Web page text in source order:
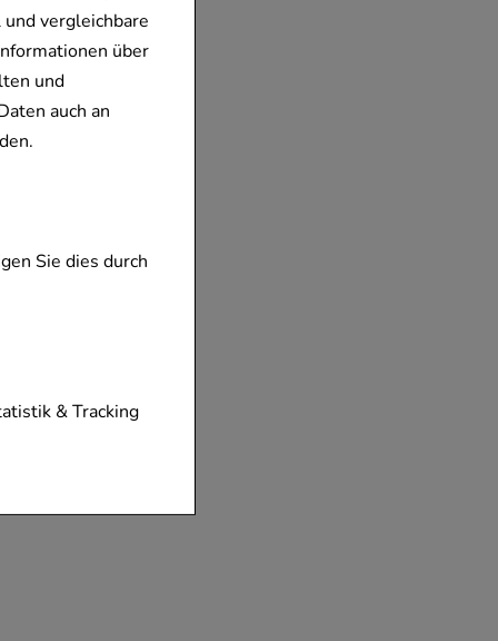
vergleichbare
über
und
auch an
Sie dies durch
unserer
nicht
& Tracking